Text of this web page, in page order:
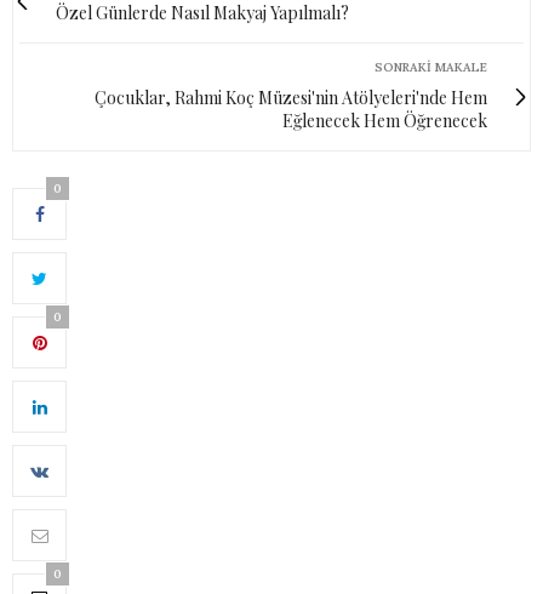
Özel Günlerde Nasıl Makyaj Yapılmalı?
SONRAKI MAKALE
Çocuklar, Rahmi Koç Müzesi'nin Atölyeleri'nde Hem
Eğlenecek Hem Öğrenecek
0
0
0